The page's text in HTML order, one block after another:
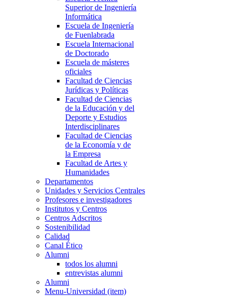
Superior de Ingeniería
Informática
Escuela de Ingeniería
de Fuenlabrada
Escuela Internacional
de Doctorado
Escuela de másteres
oficiales
Facultad de Ciencias
Jurídicas y Políticas
Facultad de Ciencias
de la Educación y del
Deporte y Estudios
Interdisciplinares
Facultad de Ciencias
de la Economía y de
la Empresa
Facultad de Artes y
Humanidades
Departamentos
Unidades y Servicios Centrales
Profesores e investigadores
Institutos y Centros
Centros Adscritos
Sostenibilidad
Calidad
Canal Ético
Alumni
todos los alumni
entrevistas alumni
Alumni
Menu-Universidad (item)